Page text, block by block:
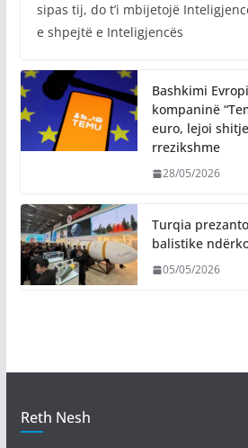
sipas tij, do t’i mbijetojë
e shpejtë e Inteligjencës
Bashkimi
kompaninë
euro, lejoi
rrezikshme
28/05/2026
Turqia
balistike
05/05/2026
Reth Nesh